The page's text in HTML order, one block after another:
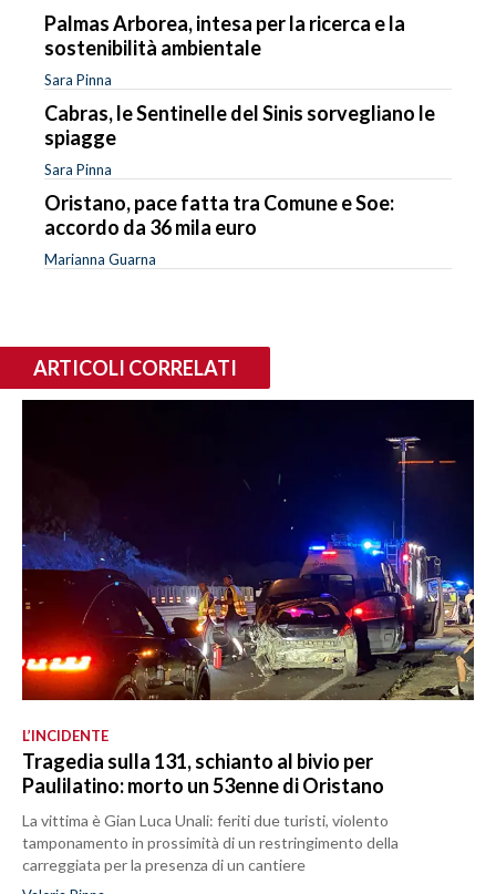
Palmas Arborea, intesa per la ricerca e la
sostenibilità ambientale
Sara Pinna
Cabras, le Sentinelle del Sinis sorvegliano le
spiagge
Sara Pinna
Oristano, pace fatta tra Comune e Soe:
accordo da 36 mila euro
Marianna Guarna
ARTICOLI CORRELATI
L’INCIDENTE
Tragedia sulla 131, schianto al bivio per
Paulilatino: morto un 53enne di Oristano
La vittima è Gian Luca Unali: feriti due turisti, violento
tamponamento in prossimità di un restringimento della
carreggiata per la presenza di un cantiere